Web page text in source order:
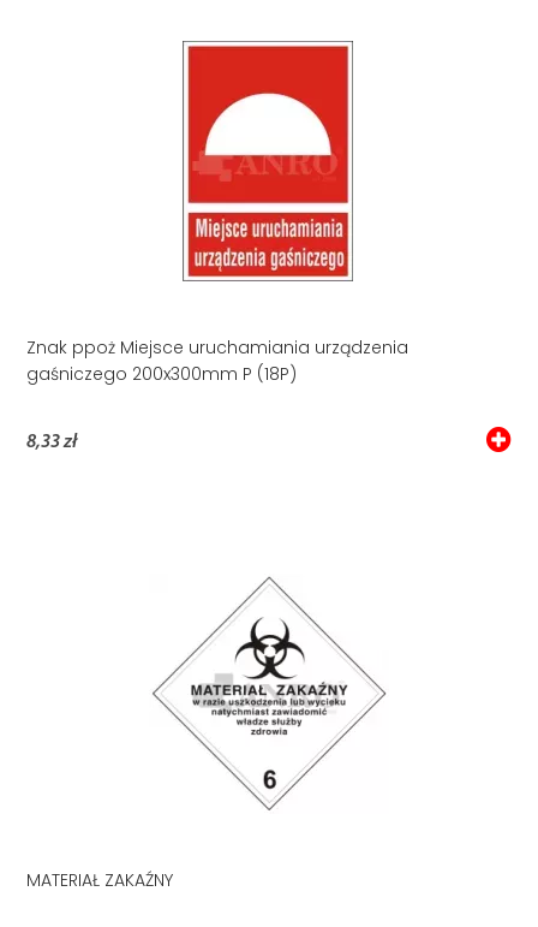
Znak ppoż Miejsce uruchamiania urządzenia
gaśniczego 200x300mm P (18P)
8,33 zł
MATERIAŁ ZAKAŹNY